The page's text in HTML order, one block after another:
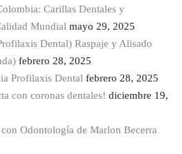
Carillas Dentales y
Mundial mayo 29, 2025
Dental) Raspaje y Alisado
febrero 28, 2025
Profilaxis Dental febrero 28, 2025
con coronas dentales! diciembre 19,
Odontología de Marlon Becerra